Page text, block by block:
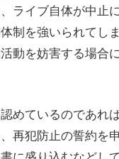
ライブ自体が中止に
制を強いられてし
動を妨害する場合に
めているのであれ
再犯防止の誓約を